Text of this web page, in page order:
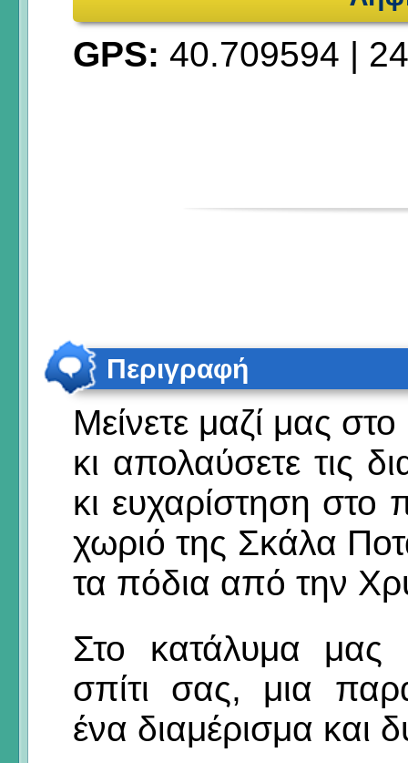
GPS: 40.709594 |
Περιγραφή
Μείνετε μαζί μας
κι απολαύσετε τις
κι ευχαρίστηση
χωριό της Σκάλα
τα πόδια από την
Στο κατάλυμα μας
σπίτι σας, μια
ένα διαμέρισμα και